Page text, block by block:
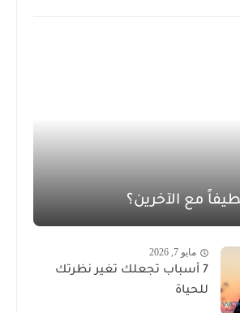
مع الآخرين؟
مايو 7, 2026
7 أسباب تجعلك تغير نظرتك
للحياة